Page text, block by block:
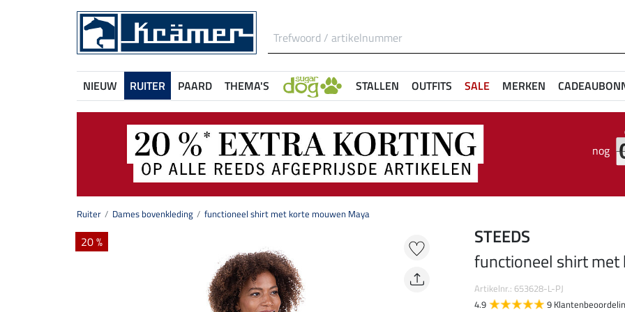
NIEUW RUITER PAARD THEMA'S STALLEN OUTFITS SALE MERKEN
nog
Ruiter Dames bovenkleding functioneel shirt met korte mouwen Maya
20 %
STEEDS
functioneel shirt
Artikelnr.: 653628-L-PJ
4.9
9